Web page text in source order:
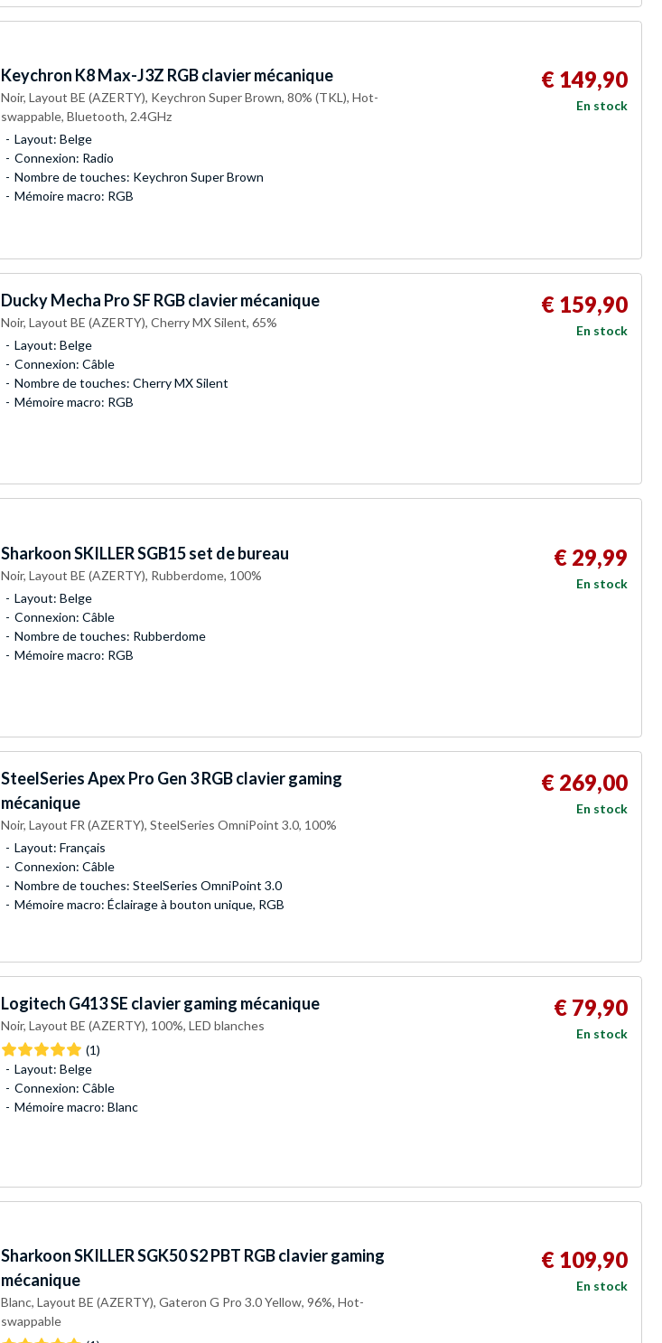
Keychron K8 Max-J3Z RGB clavier mécanique
Noir, Layout BE (AZERTY), Keychron Super Brown, 80% (TKL), Hot-
swappable, Bluetooth, 2.4GHz
Layout: Belge
Connexion: Radio
Nombre de touches: Keychron Super Brown
Mémoire macro: RGB
€ 149,90
En stock
DuckyMecha Pro SF RGB clavier mécanique
Noir, Layout BE (AZERTY), Cherry MX Silent, 65%
Layout: Belge
Connexion: Câble
Nombre de touches: Cherry MX Silent
Mémoire macro: RGB
€ 159,90
En stock
SharkoonSKILLER SGB15 set de bureau
Noir, Layout BE (AZERTY), Rubberdome, 100%
Layout: Belge
Connexion: Câble
Nombre de touches: Rubberdome
Mémoire macro: RGB
€ 29,99
En stock
SteelSeriesApex Pro Gen 3 RGB clavier gaming
mécanique
Noir, Layout FR (AZERTY), SteelSeries OmniPoint 3.0, 100%
Layout: Français
Connexion: Câble
Nombre de touches: SteelSeries OmniPoint 3.0
Mémoire macro: Éclairage à bouton unique, RGB
€ 269,00
En stock
Logitech G413 SE clavier gaming mécanique
Noir, Layout BE (AZERTY), 100%, LED blanches
(1)
Layout: Belge
Connexion: Câble
Mémoire macro: Blanc
€ 79,90
En stock
SharkoonSKILLER SGK50 S2 PBT RGB clavier gaming
mécanique
Blanc, Layout BE (AZERTY), Gateron G Pro 3.0 Yellow, 96%, Hot-
swappable
€ 109,90
En stock